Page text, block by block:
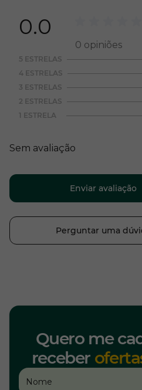
0.0
0 opiniões
5 ESTRELAS
4 ESTRELAS
3 ESTRELAS
2 ESTRELAS
1 ESTRELA
Sem avaliação
Enviar avaliação
Perguntar uma
Quero me
receber